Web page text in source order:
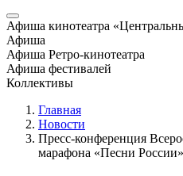
Афиша кинотеатра
Афиша
Афиша Ретро-кинотеатра
Афиша фестивалей
Коллективы
Главная
Новости
Пресс-конференция
марафона «Песни